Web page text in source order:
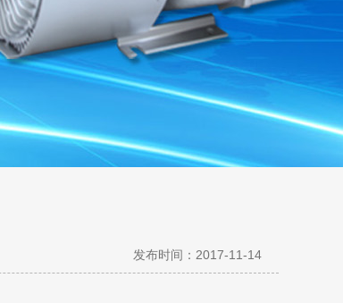
发布时间：2017-11-14